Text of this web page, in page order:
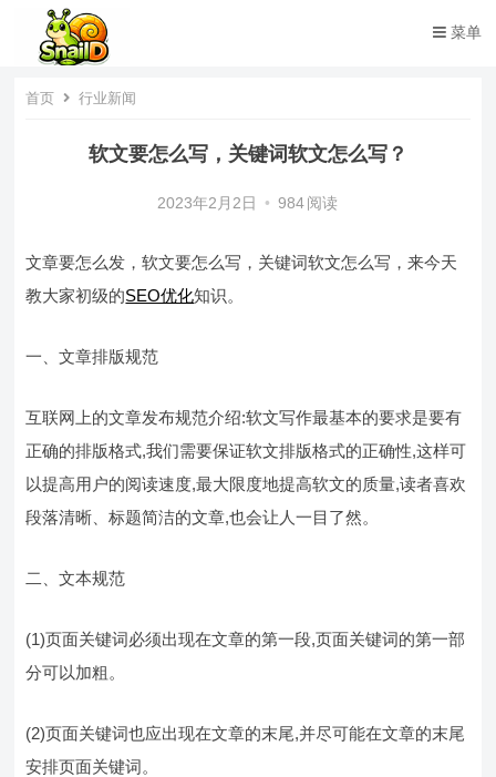
菜单
首页 行业新闻
软文要怎么写，关键词软文怎么写？
2023年2月2日 • 984 阅读
文章要怎么发，软文要怎么写，关键词软文怎么写，来今天
教大家初级的SEO优化知识。
一、文章排版规范
互联网上的文章发布规范介绍:软文写作最基本的要求是要有
正确的排版格式,我们需要保证软文排版格式的正确性,这样可
以提高用户的阅读速度,最大限度地提高软文的质量,读者喜欢
段落清晰、标题简洁的文章,也会让人一目了然。
二、文本规范
(1)页面关键词必须出现在文章的第一段,页面关键词的第一部
分可以加粗。
(2)页面关键词也应出现在文章的末尾,并尽可能在文章的末尾
安排页面关键词。